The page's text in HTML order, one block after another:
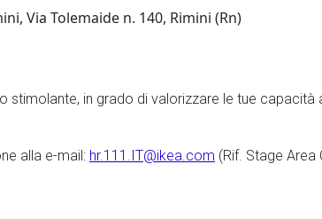
Via Tolemaide n. 140, Rimini (Rn)
stimolante, in grado di valorizzare le tue capacità
alla e-mail: hr.111.IT@ikea.com (Rif. Stage Area